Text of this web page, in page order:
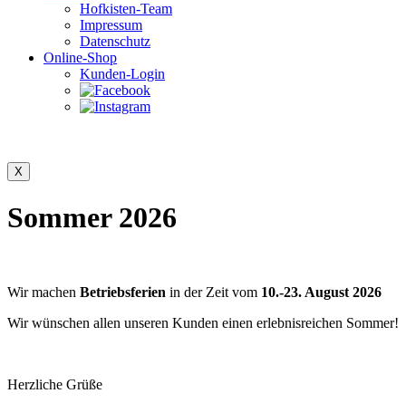
Hofkisten-Team
Impressum
Datenschutz
Online-Shop
Kunden-Login
Sommer 2026
Wir machen Betriebsferien in der Zeit vom 10.-23. August 2026
Wir wünschen allen unseren Kunden einen erlebnisreichen Sommer!
Herzliche Grüße